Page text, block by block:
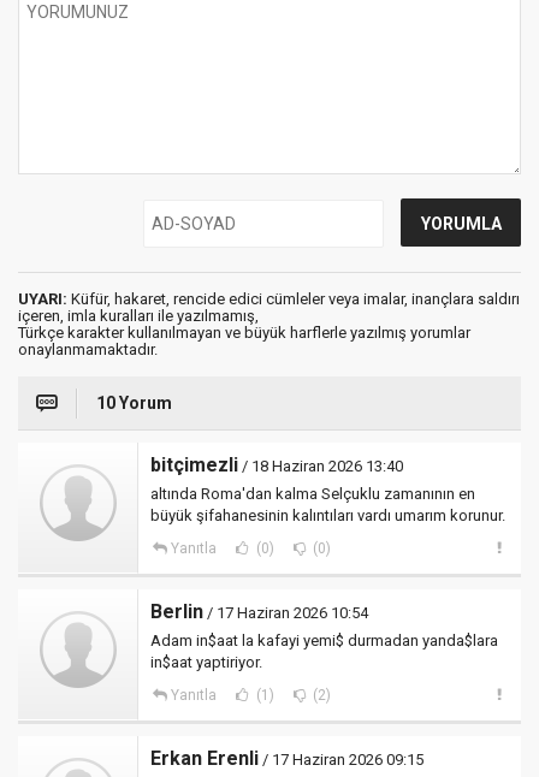
UYARI: Küfür, hakaret, rencide edici cümleler veya imalar, inançlara saldırı
içeren, imla kuralları ile yazılmamış,
Türkçe karakter kullanılmayan ve büyük harflerle yazılmış yorumlar
onaylanmamaktadır.
10 Yorum
bitçimezli / 18 Haziran 2026 13:40
altında Roma'dan kalma Selçuklu zamanının en
büyük şifahanesinin kalıntıları vardı umarım korunur.
Yanıtla (0) (0)
Berlin / 17 Haziran 2026 10:54
Adam in$aat la kafayi yemi$ durmadan yanda$lara
in$aat yaptiriyor.
Yanıtla (1) (2)
Erkan Erenli / 17 Haziran 2026 09:15